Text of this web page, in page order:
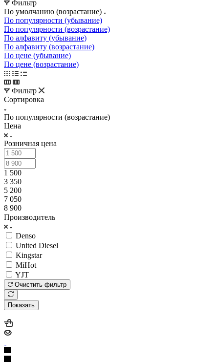
Фильтр
По умолчанию (возрастание)
По популярности (убывание)
По популярности (возрастание)
По алфавиту (убывание)
По алфавиту (возрастание)
По цене (убывание)
По цене (возрастание)
Фильтр
Сортировка
По популярности (возрастание)
Цена
Розничная цена
1 500
3 350
5 200
7 050
8 900
Производитель
Denso
United Diesel
Kingstar
MiHot
YJT
Очистить фильтр
Показать